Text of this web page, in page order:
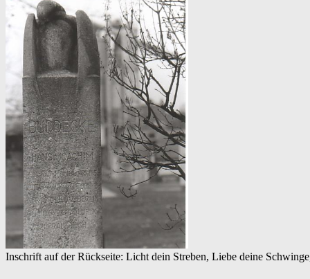
Inschrift auf der Rückseite: Licht dein Streben, Liebe deine